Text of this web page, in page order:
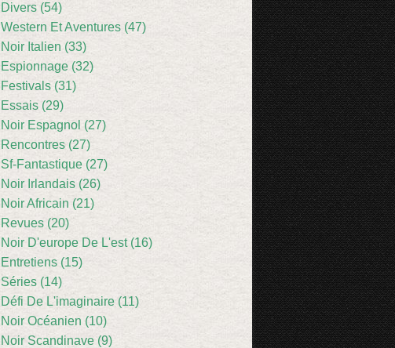
Divers (54)
Western Et Aventures (47)
Noir Italien (33)
Espionnage (32)
Festivals (31)
Essais (29)
Noir Espagnol (27)
Rencontres (27)
Sf-Fantastique (27)
Noir Irlandais (26)
Noir Africain (21)
Revues (20)
Noir D'europe De L'est (16)
Entretiens (15)
Séries (14)
Défi De L'imaginaire (11)
Noir Océanien (10)
Noir Scandinave (9)